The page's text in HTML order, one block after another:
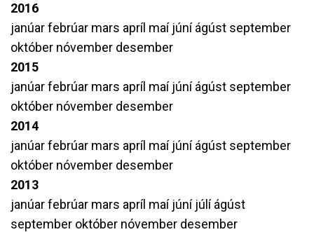
2016
janúarfebrúar mars apríl maí júníágúst september
október nóvember desember
2015
janúarfebrúar mars apríl maí júníágúst september
október nóvember desember
2014
janúarfebrúar mars apríl maí júníágúst september
október nóvember desember
2013
janúarfebrúar mars apríl maí júní júlíágúst
september október nóvember desember